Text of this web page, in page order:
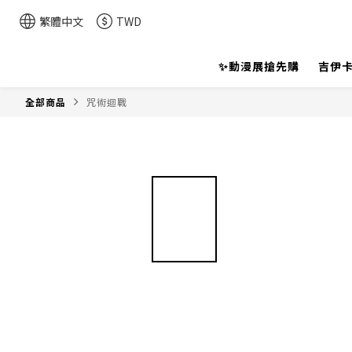
繁體中文 TWD
✨動漫展搶先購 吉伊
全部商品 咒術迴戰